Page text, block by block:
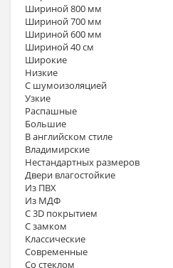
Шириной 800 мм
Шириной 700 мм
Шириной 600 мм
Шириной 40 см
Широкие
Низкие
С шумоизоляцией
Узкие
Распашные
Большие
В английском стиле
Владимирские
Нестандартных размеров
Двери влагостойкие
Из ПВХ
Из МДФ
С 3D покрытием
С замком
Классические
Современные
Со стеклом